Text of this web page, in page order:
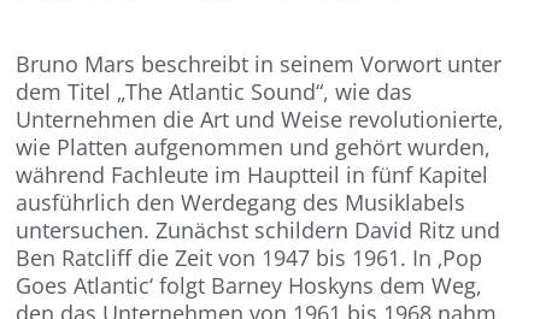
Bruno Mars beschreibt in seinem Vorwort unter
dem Titel „The Atlantic Sound“, wie das
Unternehmen die Art und Weise revolutionierte,
wie Platten aufgenommen und gehört wurden,
während Fachleute im Hauptteil in fünf Kapitel
ausführlich den Werdegang des Musiklabels
untersuchen. Zunächst schildern David Ritz und
Ben Ratcliff die Zeit von 1947 bis 1961. In ‚Pop
Goes Atlantic‘ folgt Barney Hoskyns dem Weg,
den das Unternehmen von 1961 bis 1968 nahm,